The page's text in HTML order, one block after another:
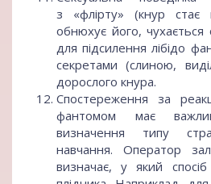
з «флірту» (кнур стає
обнюхує його,
для підсилення лібідо
секретами (слиною,
дорослого кнура.
Спостереження за
фантомом має
визначення типу
навчання. Оператор
визначає, у який